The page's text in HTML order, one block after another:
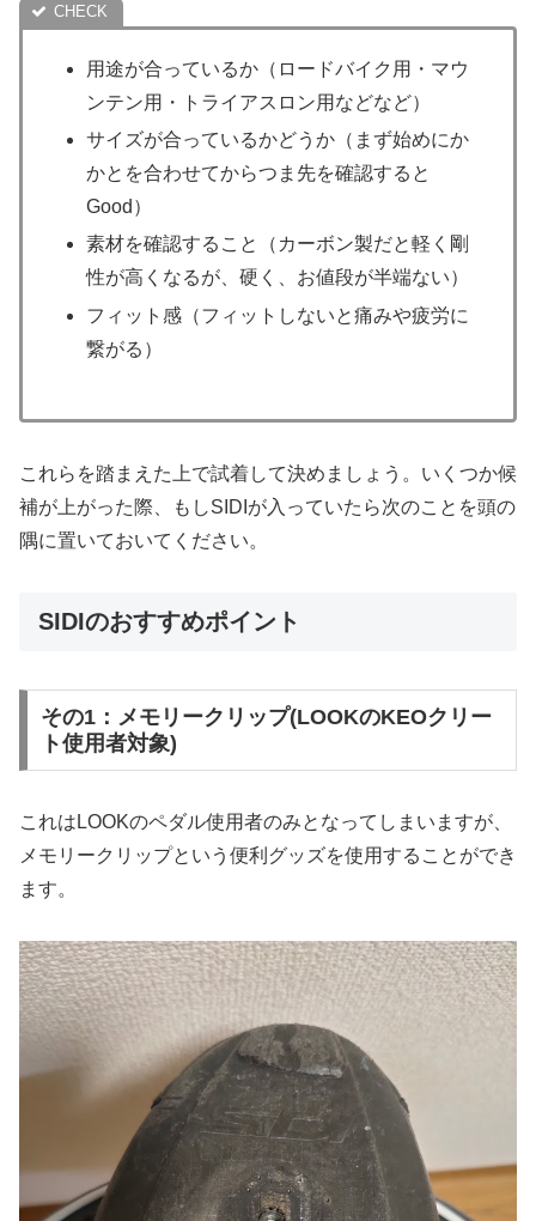
用途が合っているか（ロードバイク用・マウ
ンテン用・トライアスロン用などなど）
サイズが合っているかどうか（まず始めにか
かとを合わせてからつま先を確認すると
Good）
素材を確認すること（カーボン製だと軽く剛
性が高くなるが、硬く、お値段が半端ない）
フィット感（フィットしないと痛みや疲労に
繋がる）
これらを踏まえた上で試着して決めましょう。いくつか候
補が上がった際、もしSIDIが入っていたら次のことを頭の
隅に置いておいてください。
SIDIのおすすめポイント
その1：メモリークリップ(LOOKのKEOクリー
ト使用者対象)
これはLOOKのペダル使用者のみとなってしまいますが、
メモリークリップという便利グッズを使用することができ
ます。